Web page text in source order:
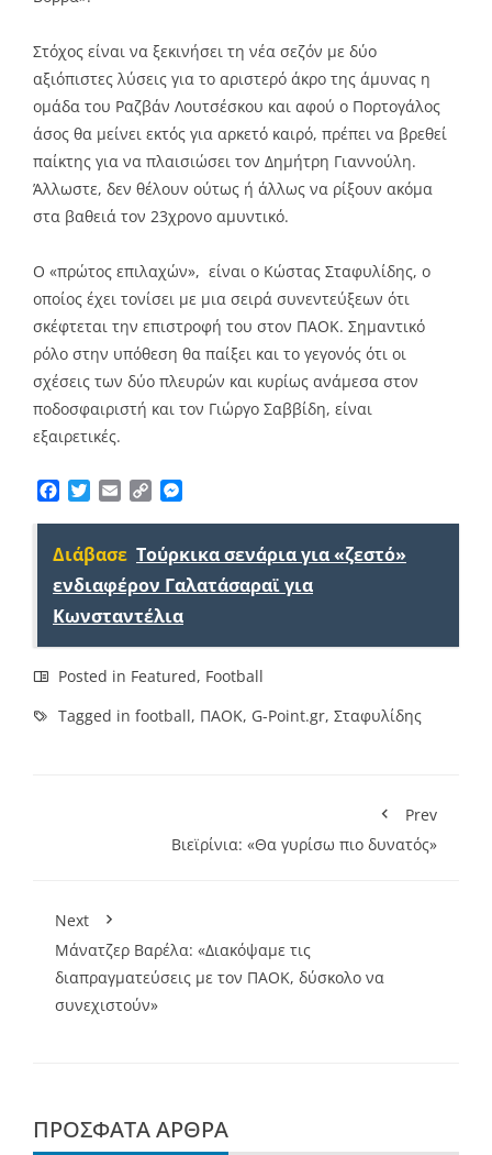
Στόχος είναι να ξεκινήσει τη νέα σεζόν με δύο
αξιόπιστες λύσεις για το αριστερό άκρο της άμυνας η
ομάδα του Ραζβάν Λουτσέσκου και αφού ο Πορτογάλος
άσος θα μείνει εκτός για αρκετό καιρό, πρέπει να βρεθεί
παίκτης για να πλαισιώσει τον Δημήτρη Γιαννούλη.
Άλλωστε, δεν θέλουν ούτως ή άλλως να ρίξουν ακόμα
στα βαθειά τον 23χρονο αμυντικό.
Ο «πρώτος επιλαχών», είναι ο Κώστας Σταφυλίδης, ο
οποίος έχει τονίσει με μια σειρά συνεντεύξεων ότι
σκέφτεται την επιστροφή του στον ΠΑΟΚ. Σημαντικό
ρόλο στην υπόθεση θα παίξει και το γεγονός ότι οι
σχέσεις των δύο πλευρών και κυρίως ανάμεσα στον
ποδοσφαιριστή και τον Γιώργο Σαββίδη, είναι
εξαιρετικές.
Facebook
TwitterEmailCopy
Διάβασε Τούρκικα σενάρια για «ζεστό»
ενδιαφέρον Γαλατάσαραϊ για
Κωνσταντέλια
Posted in Featured, Football
Tagged in football, ΠΑΟΚ, G-Point.gr, Σταφυλίδης
Prev
Βιεϊρίνια: «Θα γυρίσω πιο δυνατός»
Next
Μάνατζερ Βαρέλα: «Διακόψαμε τις
διαπραγματεύσεις με τον ΠΑΟΚ, δύσκολο να
συνεχιστούν»
ΠΡΌΣΦΑΤΑ ΆΡΘΡΑ